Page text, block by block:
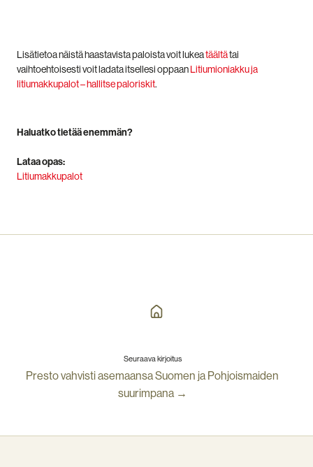
Lisätietoa näistä haastavista paloista voit lukeatäältätai
vaihtoehtoisesti voit ladata itsellesi oppaanLitiumioniakku ja
litiumakkupalot – hallitse paloriskit.
Haluatko tietää enemmän?
Lataa opas:
Litiumakkupalot
Seuraava kirjoitus
Presto vahvisti asemaansa Suomen ja Pohjoismaiden
suurimpana →